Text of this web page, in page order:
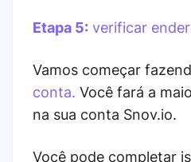
Etapa 5: verificar
Vamos começar
conta. Você fará a
na sua conta Snov.io.
Você pode completar